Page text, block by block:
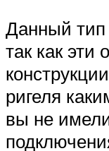
Данный тип
так как эти
ригеля
вы не